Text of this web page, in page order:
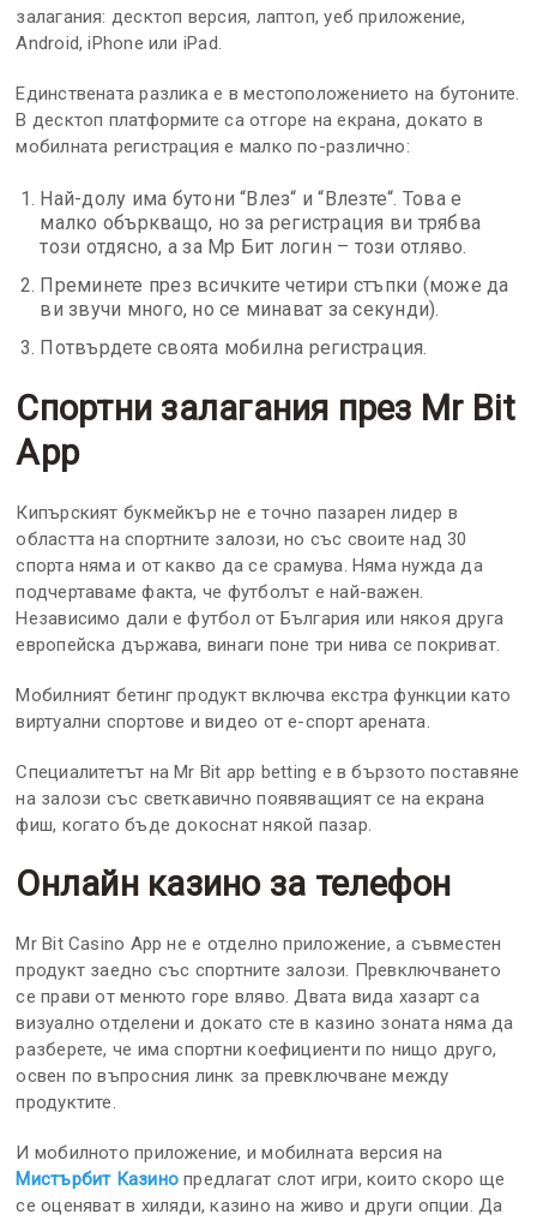
залагания: десктоп версия, лаптоп, уеб приложение,
Android, iPhone или iPad.
Единствената разлика е в местоположението на бутоните.
В десктоп платформите са отгоре на екрана, докато в
мобилната регистрация е малко по-различно:
Най-долу има бутони “Влез“ и “Влезте“. Това е
малко объркващо, но за регистрация ви трябва
този отдясно, а за Мр Бит логин – този отляво.
Преминете през всичките четири стъпки (може да
ви звучи много, но се минават за секунди).
Потвърдете своята мобилна регистрация.
Спортни залагания през Mr Bit
App
Кипърският букмейкър не е точно пазарен лидер в
областта на спортните залози, но със своите над 30
спорта няма и от какво да се срамува. Няма нужда да
подчертаваме факта, че футболът е най-важен.
Независимо дали е футбол от България или някоя друга
европейска държава, винаги поне три нива се покриват.
Мобилният бетинг продукт включва екстра функции като
виртуални спортове и видео от е-спорт арената.
Специалитетът на Mr Bit app betting е в бързото поставяне
на залози със светкавично появяващият се на екрана
фиш, когато бъде докоснат някой пазар.
Онлайн казино за телефон
Mr Bit Casino App не е отделно приложение, а съвместен
продукт заедно със спортните залози. Превключването
се прави от менюто горе вляво. Двата вида хазарт са
визуално отделени и докато сте в казино зоната няма да
разберете, че има спортни коефициенти по нищо друго,
освен по въпросния линк за превключване между
продуктите.
И мобилното приложение, и мобилната версия на
Мистърбит Казино предлагат слот игри, които скоро ще
се оценяват в хиляди, казино на живо и други опции. Да